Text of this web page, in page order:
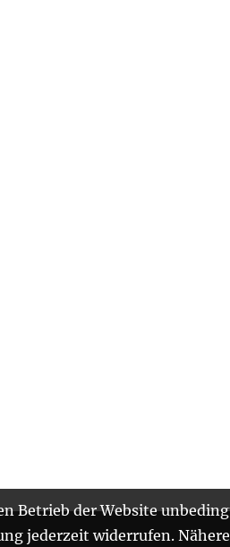
Betrieb der Website
jederzeit widerrufen.